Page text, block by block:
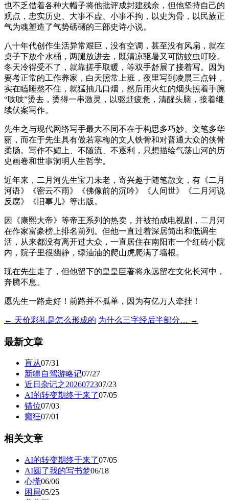
也不乏借着各种大帽子将他批评成封建残余，但他坚持自己的
观点，忠实历史、大事不虚、小事不拘，以史为骨，以民族正
气为魂塑造了气势磅礴的三部史诗小说。
八十年代创作生活异常艰巨，没有空调，甚至没有风扇，就在
桌子下放个水桶，两腿放进去，既清凉驱暑又可防蚊虫叮咬。
冬天冷得受不了，就靠搓手取暖，等双手舒展了接着写。因为
要考正常的工作养家，白天照常上班，夜里写到凌晨三点钟，
实在瞌睡熬不住，就猛抽几口烟，然后用火红的烟头照着手腕
“吱吱”烫去，烫得一串激灵，以驱赶疲惫，清醒头脑，接着继
续伏案写作。
先生之与现代网络写手最大不同不在于构思多巧妙、文笔多华
丽，而在于先生具有傲若寒梅的文人铁骨和对普通大众的侠骨
柔肠。写作不媚上、不随流、不逐利，只想描绘气荡山河的历
史画卷和世事洞明人生哲学。
近年来，二月河先生宝刀未老，寄兴趣于随笔散文，有《二月
河语》《密云不雨》《佛像前的沉吟》《人间世》《二月河说
反腐》《旧事儿》等出版。
因《康熙大帝》等帝王系列的热卖，并被拍成电视剧，二月河
在作家富豪榜上排名前列。但他一直过着深居简出和低调生
活，从来都没有离开过大众，一直居住在南阳市一个红砖小院
内，院子里很幽静，绿油油的爬山虎爬满了墙根。
现在先生走了，但他留下的皇皇巨著将永远留在文化长河中，
奔腾不息。
愿先生一路走好！前路并不孤单，因为有亿万人牵挂！
← 天价彩礼是怎么形成的 为什么三字经后半部分… →
最新文章
盲从07/31
新疆自驾游略记07/27
近日杂记之2026072307/23
AI的转变期终于来了07/05
错位07/03
癫狂07/01
相关文章
AI的转变期终于来了07/05
AI圆了我的写书梦06/18
心慌06/06
困局05/25